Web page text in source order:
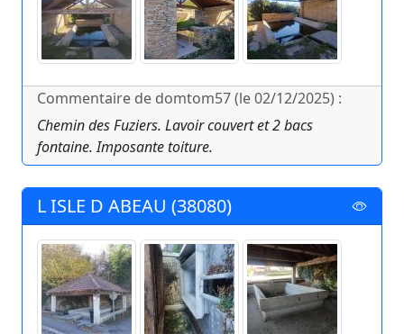
Commentaire de domtom57 (le 02/12/2025) :
Chemin des Fuziers. Lavoir couvert et 2 bacs
fontaine. Imposante toiture.
L ISLE D ABEAU (38080)